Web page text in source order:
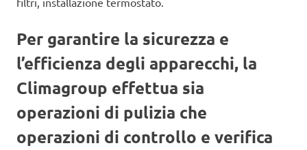
Per garantire la sicurezza e
l’efficienza degli apparecchi, la
Climagroup effettua sia
operazioni di pulizia che
operazioni di controllo e verifica